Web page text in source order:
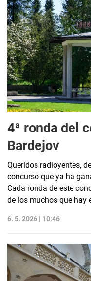
4ª ronda del
Bardejov
Queridos radioyentes,
concurso que ya ha
Cada ronda de este
de los muchos que hay
6. 5. 2026 | 10:46